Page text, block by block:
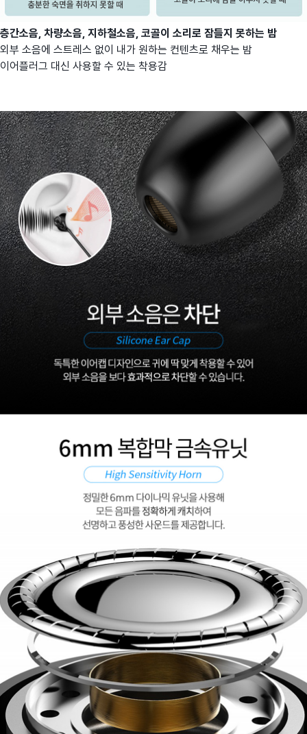
층간소음, 차량소음, 지하철소음, 코골이 소리로 잠들지 못하는 밤
외부 소음에 스트레스 없이 내가 원하는 컨텐츠로 채우는 밤
이어플러그 대신 사용할 수 있는 착용감